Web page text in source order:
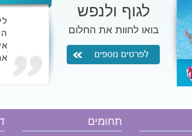
לגוף ולנפש
בואו לחוות את החלום
תחומים